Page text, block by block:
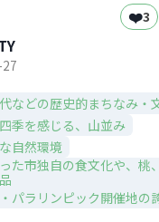
❤️3
などの歴史的まちなみ・
季を感じる、山並み​
自然環境
た市独自の食文化や、​桃
パラリンピック開催地の